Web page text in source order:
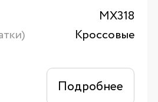
MX318
Кроссовые
Подробнее